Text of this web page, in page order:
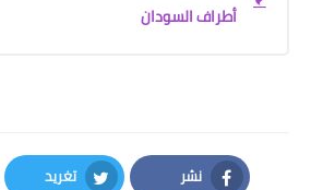
أطراف السودان
نشر تغريد